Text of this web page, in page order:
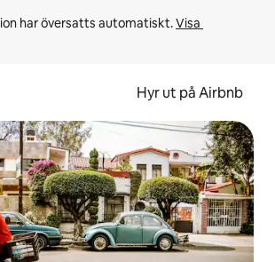
har översatts automatiskt. Visa
Hyr ut på Airbnb